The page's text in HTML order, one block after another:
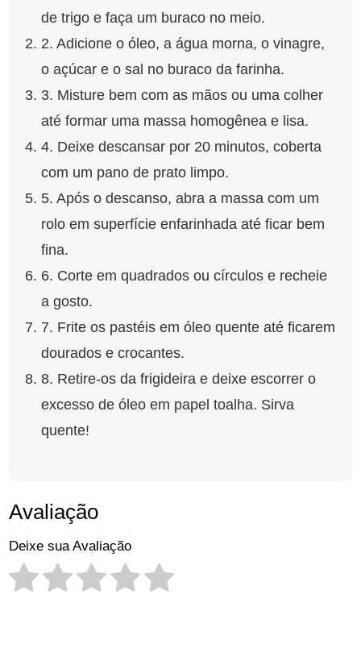
de trigo e faça um buraco no meio.
2. Adicione o óleo, a água morna, o vinagre,
o açúcar e o sal no buraco da farinha.
3. Misture bem com as mãos ou uma colher
até formar uma massa homogênea e lisa.
4. Deixe descansar por 20 minutos, coberta
com um pano de prato limpo.
5. Após o descanso, abra a massa com um
rolo em superfície enfarinhada até ficar bem
fina.
6. Corte em quadrados ou círculos e recheie
a gosto.
7. Frite os pastéis em óleo quente até ficarem
dourados e crocantes.
8. Retire-os da frigideira e deixe escorrer o
excesso de óleo em papel toalha. Sirva
quente!
Avaliação
Deixe sua Avaliação